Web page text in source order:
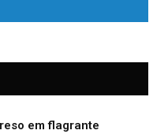
em flagrante